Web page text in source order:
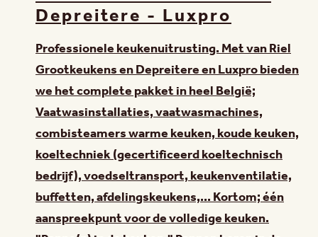
Depreitere - Luxpro
Professionele keukenuitrusting. Met van Riel
Grootkeukens en Depreitere en Luxpro bieden
we het complete pakket in heel België;
Vaatwasinstallaties, vaatwasmachines,
combisteamers warme keuken, koude keuken,
koeltechniek (gecertificeerd koeltechnisch
bedrijf), voedseltransport, keukenventilatie,
buffetten, afdelingskeukens,... Kortom; één
aanspreekpunt voor de volledige keuken.